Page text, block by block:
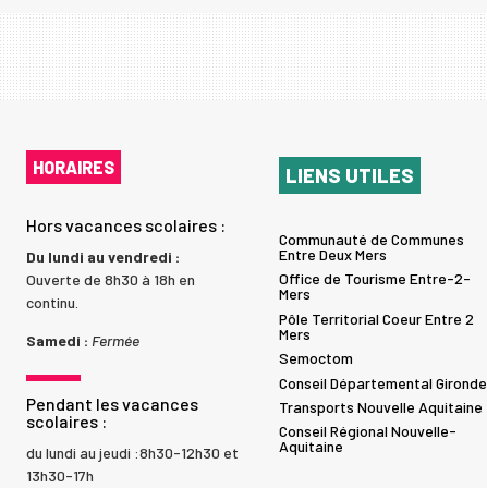
HORAIRES
Hors vacances scolaires :
Du lundi au vendredi :
Ouverte de 8h30 à 18h en
continu.
Samedi : Fermée
Pendant les vacances
scolaires :
du lundi au jeudi :8h30-12h30 et
13h30-17h
LIENS UTILES
Communauté de Communes
Entre Deux Mers
Office de Tourisme Entre-2-
Mers
Pôle Territorial Coeur Entre 2
Mers
Semoctom
Conseil Départemental Gironde
Transports Nouvelle Aquitaine
Conseil Régional Nouvelle-
Aquitaine